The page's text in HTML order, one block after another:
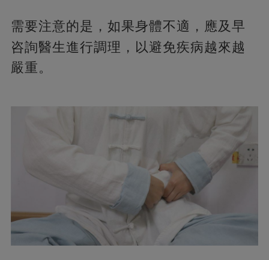
需要注意的是，如果身體不適，應及早
咨詢醫生進行調理， 以避免疾病越來越
嚴重。